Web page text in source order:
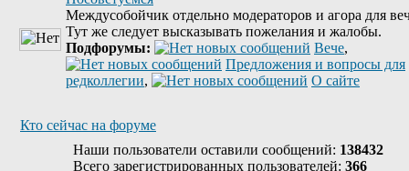
Междусобойчик отдельно модераторов и агора для
Тут же следует высказывать пожелания и жалобы.
Подфорумы:
Вече,
Предложения и вопросы для
редколлегии, О сайте
Кто сейчас на форуме
Наши пользователи оставили сообщений: 138432
Всего зарегистрированных пользователей: 366